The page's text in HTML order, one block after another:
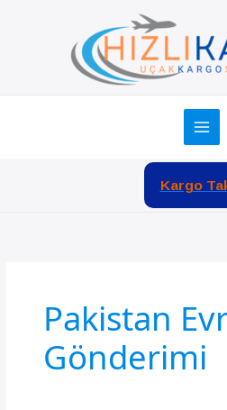
Kargo
Pakistan
Gönderimi